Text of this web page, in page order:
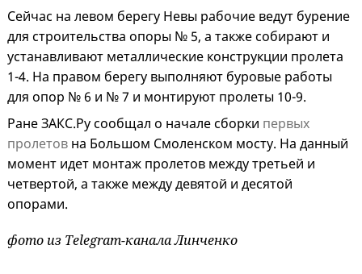
Сейчас на левом берегу Невы рабочие ведут бурение
для строительства опоры № 5, а также собирают и
устанавливают металлические конструкции пролета
1-4. На правом берегу выполняют буровые работы
для опор № 6 и № 7 и монтируют пролеты 10-9.
Ране ЗАКС.Ру сообщал о начале сборки первых
пролетов на Большом Смоленском мосту. На данный
момент идет монтаж пролетов между третьей и
четвертой, а также между девятой и десятой
опорами.
фото из Telegram-канала Линченко